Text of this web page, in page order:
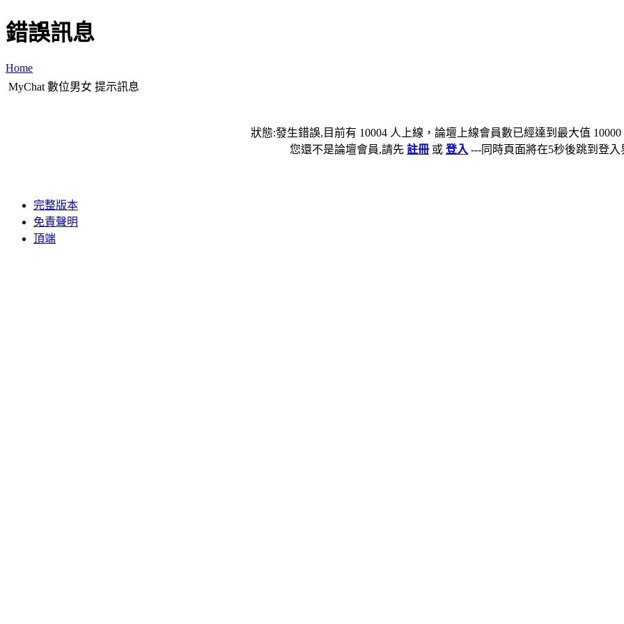
錯誤訊息
Home
MyChat 數位男女 提示訊息
狀態:發生錯誤,目前有 10004 人上線，論壇上線會員數已經達到最大值
您還不是論壇會員,請先 註冊 或 登入 ---同時頁面將在5秒後跳到登入
完整版本
免責聲明
頂端